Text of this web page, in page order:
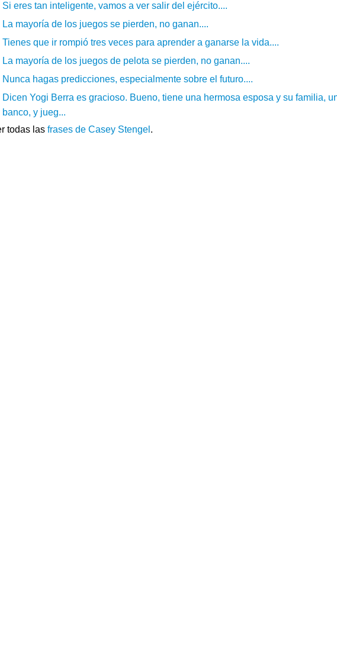
Si eres tan inteligente, vamos a ver salir del ejército....
La mayoría de los juegos se pierden, no ganan....
Tienes que ir rompió tres veces para aprender a ganarse la vida....
La mayoría de los juegos de pelota se pierden, no ganan....
Nunca hagas predicciones, especialmente sobre el futuro....
Dicen Yogi Berra es gracioso. Bueno, tiene una hermosa esposa y su familia,
banco, y jueg...
todas las frases de Casey Stengel .